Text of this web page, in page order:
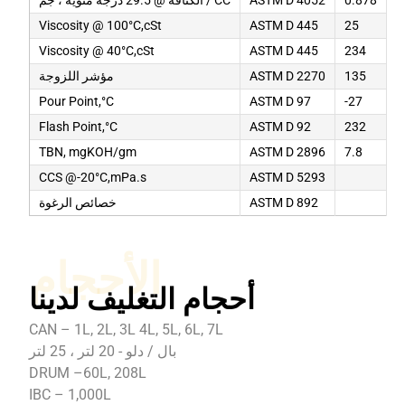
Viscosity @ 100°C,cSt
ASTM D 445
25
Viscosity @ 40°C,cSt
ASTM D 445
234
مؤشر اللزوجة
ASTM D 2270
135
Pour Point,°C
ASTM D 97
-27
Flash Point,°C
ASTM D 92
232
TBN, mgKOH/gm
ASTM D 2896
7.8
CCS @-20°C,mPa.s
ASTM D 5293
خصائص الرغوة
ASTM D 892
الأحجام
أحجام التغليف لدينا
CAN – 1L, 2L, 3L 4L, 5L, 6L, 7L
بال / دلو - 20 لتر ، 25 لتر
DRUM –60L, 208L
IBC – 1,000L